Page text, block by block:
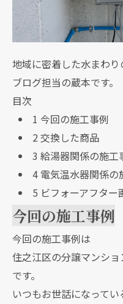
地域に密着した水まわ
ブログ担当の蔵本です。
目次
1 今回の施工事例
2交換した商品
3 給湯器関係の施工
4電気温水器関係の
5 ビフォーアフター
今回の施工事例
今回の施工事例は
住之江区の分譲マンシ
です。
いつもお世話になってい